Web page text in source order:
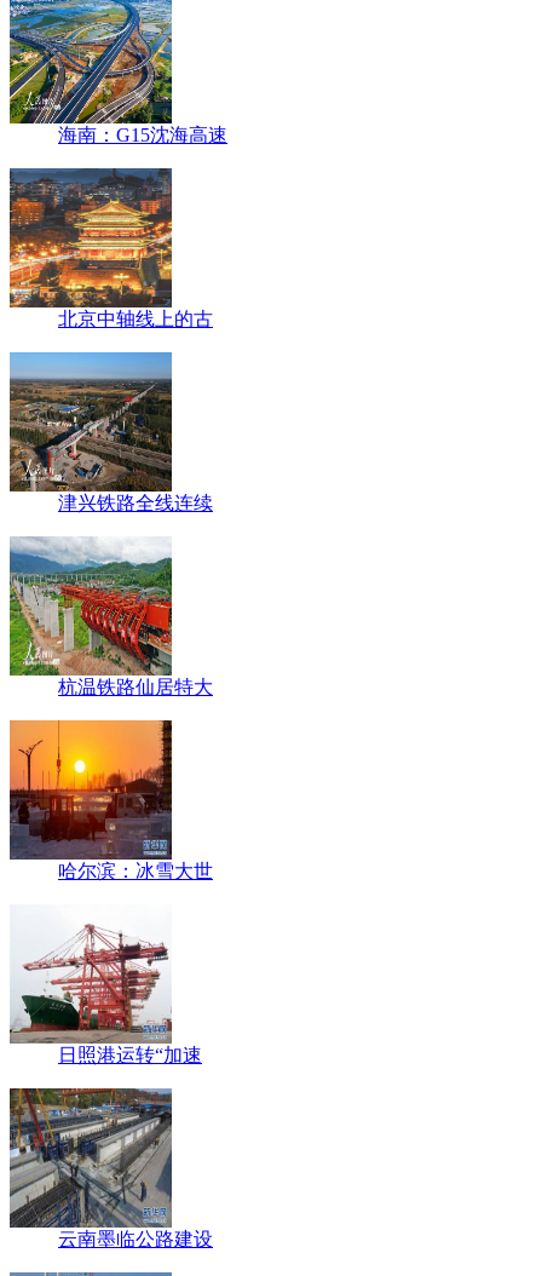
海南：G15沈海高速
北京中轴线上的古
津兴铁路全线连续
杭温铁路仙居特大
哈尔滨：冰雪大世
日照港运转“加速
云南墨临公路建设